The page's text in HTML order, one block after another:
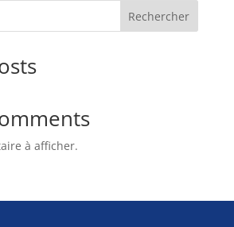
Rechercher
à afficher.